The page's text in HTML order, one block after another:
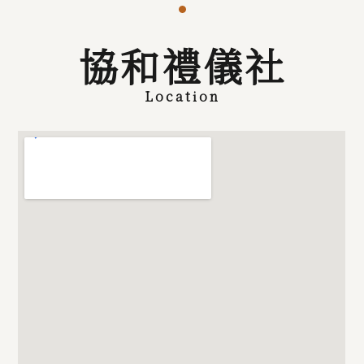
協和禮儀社
Location